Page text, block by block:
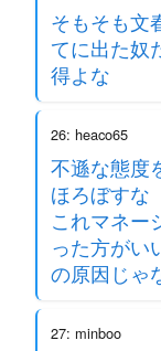
そもそも文
てに出た奴
得よな
26: heaco65
不遜な態度
ほろぼす
これマネー
った方がい
の原因じゃ
27: minboo